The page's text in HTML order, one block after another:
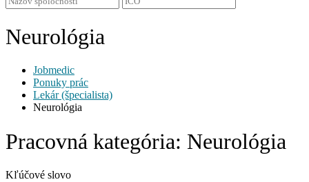
Neurológia
Jobmedic
Ponuky prác
Lekár (špecialista)
Neurológia
Pracovná kategória: Neurológia
Kľúčové slovo